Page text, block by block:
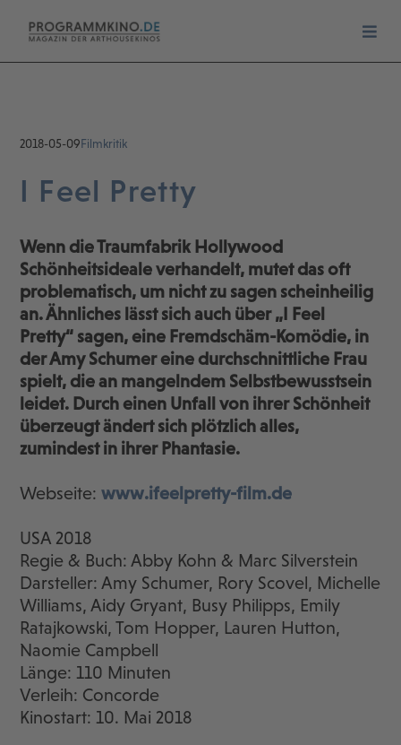
2018-05-09Filmkritik
I Feel Pretty
Wenn die Traumfabrik Hollywood
Schönheitsideale verhandelt, mutet das oft
problematisch, um nicht zu sagen scheinheilig
an. Ähnliches lässt sich auch über „I Feel
Pretty“ sagen, eine Fremdschäm-Komödie, in
der Amy Schumer eine durchschnittliche Frau
spielt, die an mangelndem Selbstbewusstsein
leidet. Durch einen Unfall von ihrer Schönheit
überzeugt ändert sich plötzlich alles,
zumindest in ihrer Phantasie.
Webseite:www.ifeelpretty-film.de
USA 2018
Regie & Buch: Abby Kohn & Marc Silverstein
Darsteller: Amy Schumer, Rory Scovel, Michelle
Williams, Aidy Gryant, Busy Philipps, Emily
Ratajkowski, Tom Hopper, Lauren Hutton,
Naomie Campbell
Länge: 110 Minuten
Verleih: Concorde
Kinostart: 10. Mai 2018